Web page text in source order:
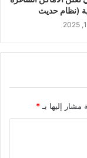
(نظام حديث
مشار إليها بـ*